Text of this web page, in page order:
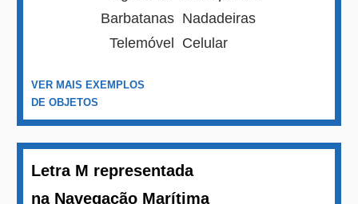
Barbatanas Nadadeiras
Telemóvel
Celular
VER MAIS EXEMPLOS
DE OBJETOS
Letra M representada
na Navegação Marítima